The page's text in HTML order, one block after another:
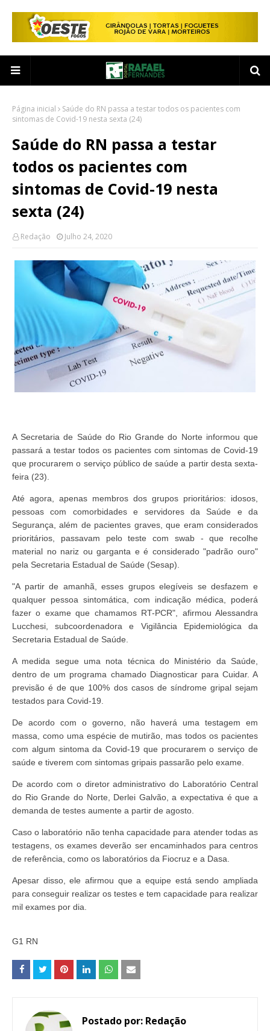
Página inicial
Saúde do RN passa a testar todos os pacientes com
sintomas de Covid-19 nesta sexta (24)
Saúde do RN passa a testar
todos os pacientes com
sintomas de Covid-19 nesta
sexta (24)
Redação Julho 24, 2020
A Secretaria de Saúde do Rio Grande do Norte informou que
passará a testar todos os pacientes com sintomas de Covid-19
que procurarem o serviço público de saúde a partir desta sexta-
feira (23).
Até agora, apenas membros dos grupos prioritários: idosos,
pessoas com comorbidades e servidores da Saúde e da
Segurança, além de pacientes graves, que eram considerados
prioritários, passavam pelo teste com swab - que recolhe
material no nariz ou garganta e é considerado "padrão ouro"
pela Secretaria Estadual de Saúde (Sesap).
"A partir de amanhã, esses grupos elegíveis se desfazem e
qualquer pessoa sintomática, com indicação médica, poderá
fazer o exame que chamamos RT-PCR", afirmou Alessandra
Lucchesi, subcoordenadora e Vigilância Epidemiológica da
Secretaria Estadual de Saúde.
A medida segue uma nota técnica do Ministério da Saúde,
dentro de um programa chamado Diagnosticar para Cuidar. A
previsão é de que 100% dos casos de síndrome gripal sejam
testados para Covid-19.
De acordo com o governo, não haverá uma testagem em
massa, como uma espécie de mutirão, mas todos os pacientes
com algum sintoma da Covid-19 que procurarem o serviço de
saúde e tiverem com sintomas gripais passarão pelo exame.
De acordo com o diretor administrativo do Laboratório Central
do Rio Grande do Norte, Derlei Galvão, a expectativa é que a
demanda de testes aumente a partir de agosto.
Caso o laboratório não tenha capacidade para atender todas as
testagens, os exames deverão ser encaminhados para centros
de referência, como os laboratórios da Fiocruz e a Dasa.
Apesar disso, ele afirmou que a equipe está sendo ampliada
para conseguir realizar os testes e tem capacidade para realizar
mil exames por dia.
G1 RN
Postado por: Redação